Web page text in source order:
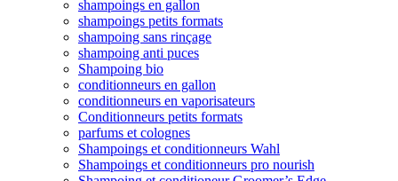
shampoings en gallon
shampoings petits formats
shampoing sans rinçage
shampoing anti puces
Shampoing bio
conditionneurs en gallon
conditionneurs en vaporisateurs
Conditionneurs petits formats
parfums et colognes
Shampoings et conditionneurs Wahl
Shampoings et conditionneurs pro nourish